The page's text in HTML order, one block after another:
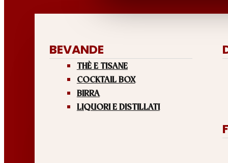
BEVANDE
THÈ E TISANE
COCKTAIL BOX
BIRRA
LIQUORI E DISTILLATI